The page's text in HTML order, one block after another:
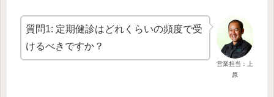
営業担当：上
原
質問1: 定期健診はどれくらいの頻度で受
けるべきですか？